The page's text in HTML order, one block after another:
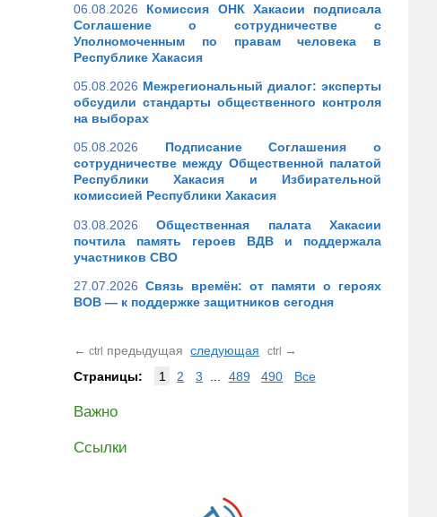
06.08.2026
Комиссия ОНК Хакасии подписала
Соглашение о сотрудничестве с
Уполномоченным по правам человека в
Республике Хакасия
05.08.2026 Межрегиональный диалог: эксперты
обсудили стандарты общественного контроля
на выборах
05.08.2026
Подписание Соглашения о
сотрудничестве между Общественной палатой
Республики Хакасия и Избирательной
комиссией Республики Хакасия
03.08.2026
Общественная палата Хакасии
почтила память героев ВДВ и поддержала
участников СВО
27.07.2026 Связь времён: от памяти о героях
ВОВ — к поддержке защитников сегодня
← ctrl предыдущая следующая ctrl →
Страницы:
1 2 3 489 490 Все
Важно
Ссылки